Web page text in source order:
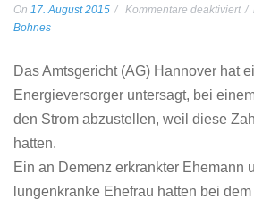
On 17. August 2015 Kommentare deaktiviertfür
darf
Bohnes
Das Amtsgericht (AG) Hannover hat
Energieversorger untersagt, bei
den Strom abzustellen, weil diese
hatten.
Ein an Demenz erkrankter Ehemann
lungenkranke Ehefrau hatten bei